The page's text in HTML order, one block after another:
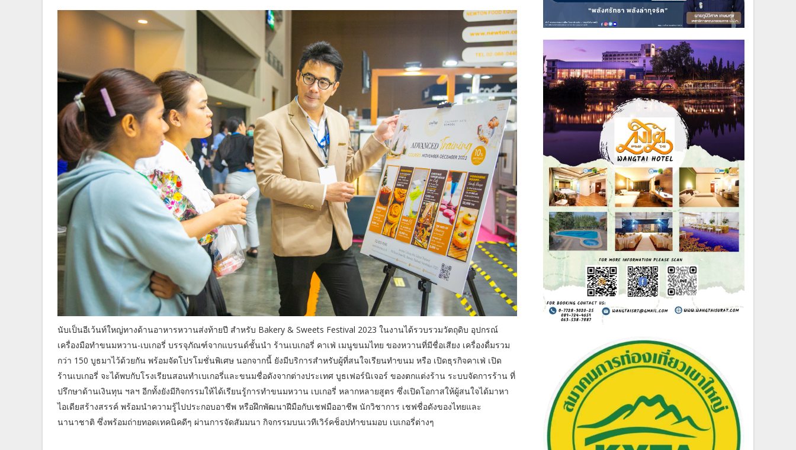
นับเป็นอีเว้นท์ใหญ่ทางด้านอาหารหวานส่งท้ายปี สำหรับ Bakery & Sweets Festival 2023 ในงานได้รวบรวมวัตถุดิบ อุปกรณ์
เครื่องมือทำขนมหวาน-เบเกอรี่ บรรจุภัณฑ์จากแบรนด์ชั้นนำ ร้านเบเกอรี่ คาเฟ่ เมนูขนมไทย ของหวานที่มีชื่อเสียง เครื่องดื่มรวม
กว่า 150 บูธมาไว้ด้วยกัน พร้อมจัดโปรโมชั่นพิเศษ นอกจากนี้ ยังมีบริการสำหรับผู้ที่สนใจเรียนทำขนม หรือ เปิดธุรกิจคาเฟ่ เปิด
ร้านเบเกอรี่ จะได้พบกับโรงเรียนสอนทำเบเกอรี่และขนมชื่อดังจากต่างประเทศ บูธเฟอร์นิเจอร์ ของตกแต่งร้าน ระบบจัดการร้าน ที่
ปรึกษาด้านเงินทุน ฯลฯ อีกทั้งยังมีกิจกรรมให้ได้เรียนรู้การทำขนมหวาน เบเกอรี่ หลากหลายสูตร ซึ่งเปิดโอกาสให้ผู้สนใจได้มาหา
ไอเดียสร้างสรรค์ พร้อมนำความรู้ไปประกอบอาชีพ หรือฝึกพัฒนาฝีมือกับเชฟมืออาชีพ นักวิชาการ เชฟชื่อดังของไทยและ
นานาชาติ ซึ่งพร้อมถ่ายทอดเทคนิคดีๆ ผ่านการจัดสัมมนา กิจกรรมบนเวทีเวิร์คช็อปทำขนมอบ เบเกอรี่ต่างๆ